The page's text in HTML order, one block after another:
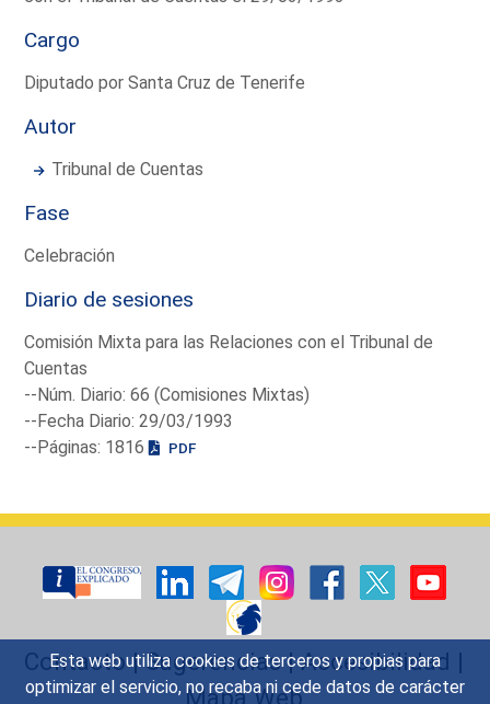
Esta web utiliza cookies de terceros y propias para
optimizar el servicio, no recaba ni cede datos de carácter
Cargo
Diputado por Santa Cruz de Tenerife
Autor
Tribunal de Cuentas
Fase
Celebración
Diario de sesiones
Comisión Mixta para las Relaciones con el Tribunal de
Cuentas
--Núm. Diario: 66 (Comisiones Mixtas)
--Fecha Diario: 29/03/1993
--Páginas: 1816
PDF
Contacto|Sugerencias|Accesibilidad |
Mapa Web